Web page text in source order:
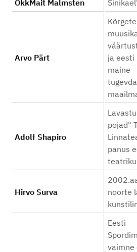
OkkMait Malmsten
Arvo Pärt
Kõrgete
ja eesti
maine
Adolf Shapiro
pojad"
panus
Hirvo Surva
noorte
Eesti
vaimne